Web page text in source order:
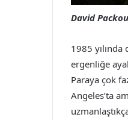
David
1985
ergenliğe
Paraya çok
Angeles’ta